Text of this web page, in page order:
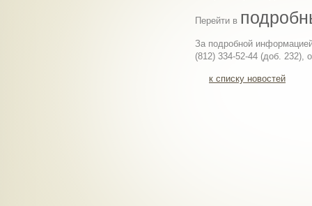
Перейти в
За подробной
(812) 334-52-44 (доб. 232),
к списку новостей